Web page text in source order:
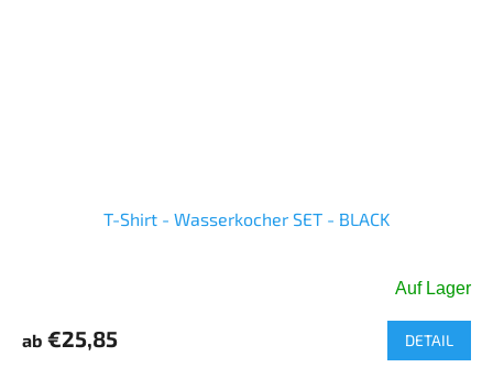
T-Shirt - Wasserkocher SET - BLACK
Auf Lager
ab €25,85 DETAIL